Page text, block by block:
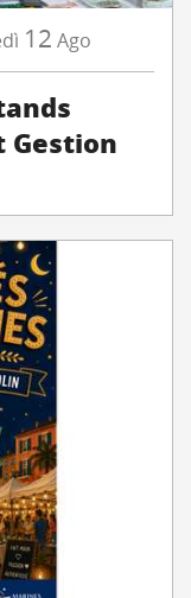
12 Ago
Gestion